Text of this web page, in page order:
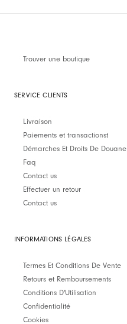
Trouver une boutique
SERVICE CLIENTS
Livraison
Paiements et transactionst
Démarches Et Droits De Douane
Faq
Contact us
Effectuer un retour
Contact us
INFORMATIONS LÉGALES
Termes Et Conditions De Vente
Retours et Remboursements
Conditions D'Utilisation
Confidentialité
Cookies